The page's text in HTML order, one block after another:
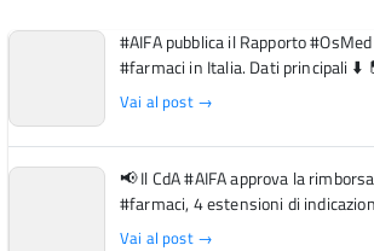
#AIFA pubblica il Rapporto
#farmaci in Italia. Dati principali ⬇️
Vai al post →
📢 Il CdA #AIFA approva la
#farmaci, 4 estensioni di
Vai al post →